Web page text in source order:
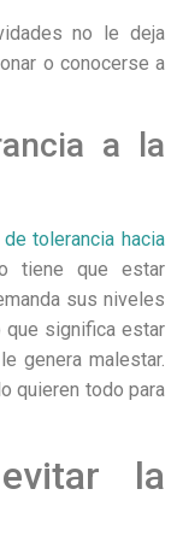
no le deja
o conocerse a
a la
tolerancia hacia
tiene que estar
sus niveles
que significa estar
genera malestar.
quieren todo para
la